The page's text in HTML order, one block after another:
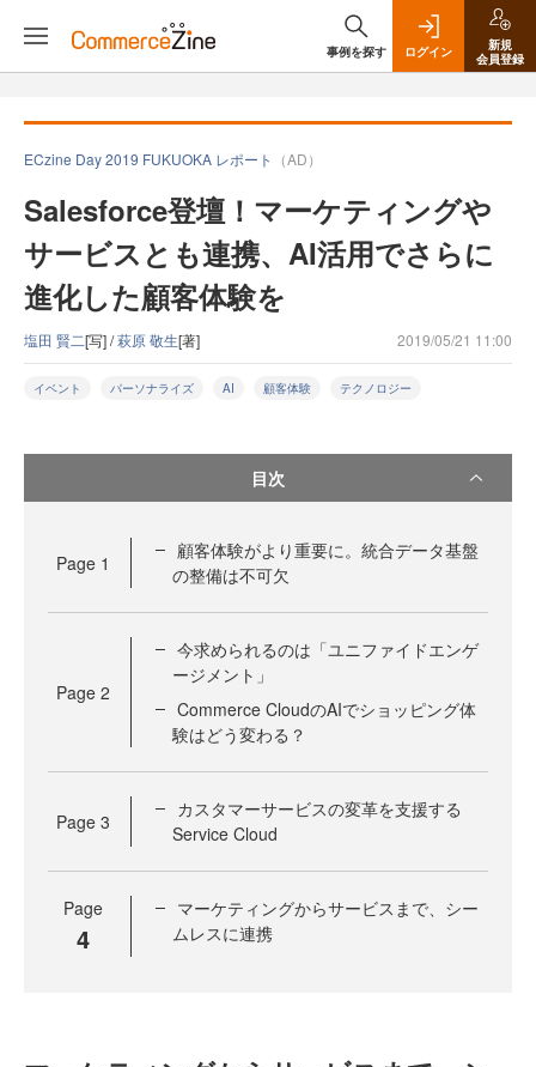
事例を探す ログイン
新規
会員登録
ECzine Day 2019 FUKUOKA レポート （AD）
Salesforce登壇！マーケティングや
サービスとも連携、AI活用でさらに
進化した顧客体験を
塩田 賢二[写] /萩原 敬生[著] 2019/05/21 11:00
イベント パーソナライズ AI 顧客体験 テクノロジー
目次
Page 1
顧客体験がより重要に。統合データ基盤
の整備は不可欠
Page 2
今求められるのは「ユニファイドエンゲ
ージメント」
Commerce CloudのAIでショッピング体
験はどう変わる？
Page 3
カスタマーサービスの変革を支援する
Service Cloud
Page
4
マーケティングからサービスまで、シー
ムレスに連携